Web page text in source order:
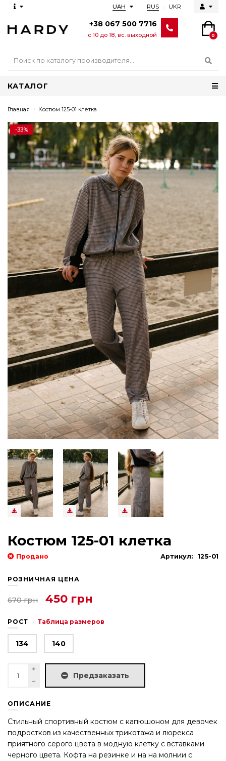
RUS UKR
UAH
+38 067 500 7716
с 10 до 18, вс. выходной 0
КАТАЛОГ
Главная Костюм 125-01 клетка
-33%
Костюм 125-01 клетка
Продано Артикул: 125-01
РОЗНИЧНАЯ ЦЕНА
670 грн 450 грн
РОСТ Таблица размеров
134 140
Предзаказать
ОПИСАНИЕ
Стильный спортивный костюм с капюшоном для девочек
подростков из качественных трикотажа и люрекса
приятного серого цвета в модную клетку с вставками
черного цвета. Кофта на резинке и на на молнии с